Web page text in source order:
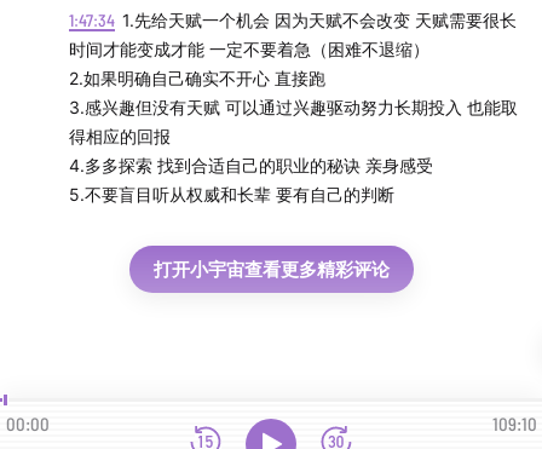
1:47:34 1.先给天赋一个机会 因为天赋不会改变 天赋需要很长
时间才能变成才能 一定不要着急（困难不退缩）
2.如果明确自己确实不开心 直接跑
3.感兴趣但没有天赋 可以通过兴趣驱动努力长期投入 也能取
得相应的回报
4.多多探索 找到合适自己的职业的秘诀 亲身感受
5.不要盲目听从权威和长辈 要有自己的判断
打开小宇宙查看更多精彩评论
00:00 109:10